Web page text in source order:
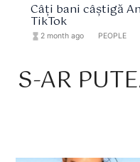
Câți bani câștigă
TikTok
hourglass_full 2 month ago PEOPLE
S-AR